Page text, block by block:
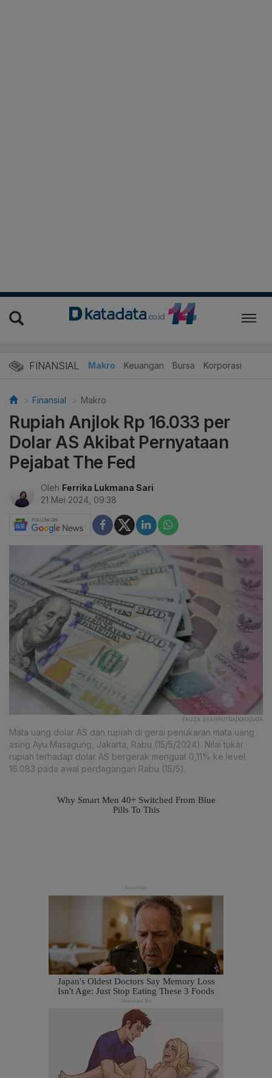
FINANSIAL Makro Keuangan Bursa Korporasi
Finansial Makro
Rupiah Anjlok Rp 16.033 per
Dolar AS Akibat Pernyataan
Pejabat The Fed
Oleh Ferrika Lukmana Sari
21 Mei 2024, 09:38
FAUZA SYAHPUTRA|KATADATA
Mata uang dolar AS dan rupiah di gerai penukaran mata uang
asing Ayu Masagung, Jakarta, Rabu (15/5/2024). Nilai tukar
rupiah terhadap dolar AS bergerak menguat 0,11% ke level
16.083 pada awal perdagangan Rabu (15/5).